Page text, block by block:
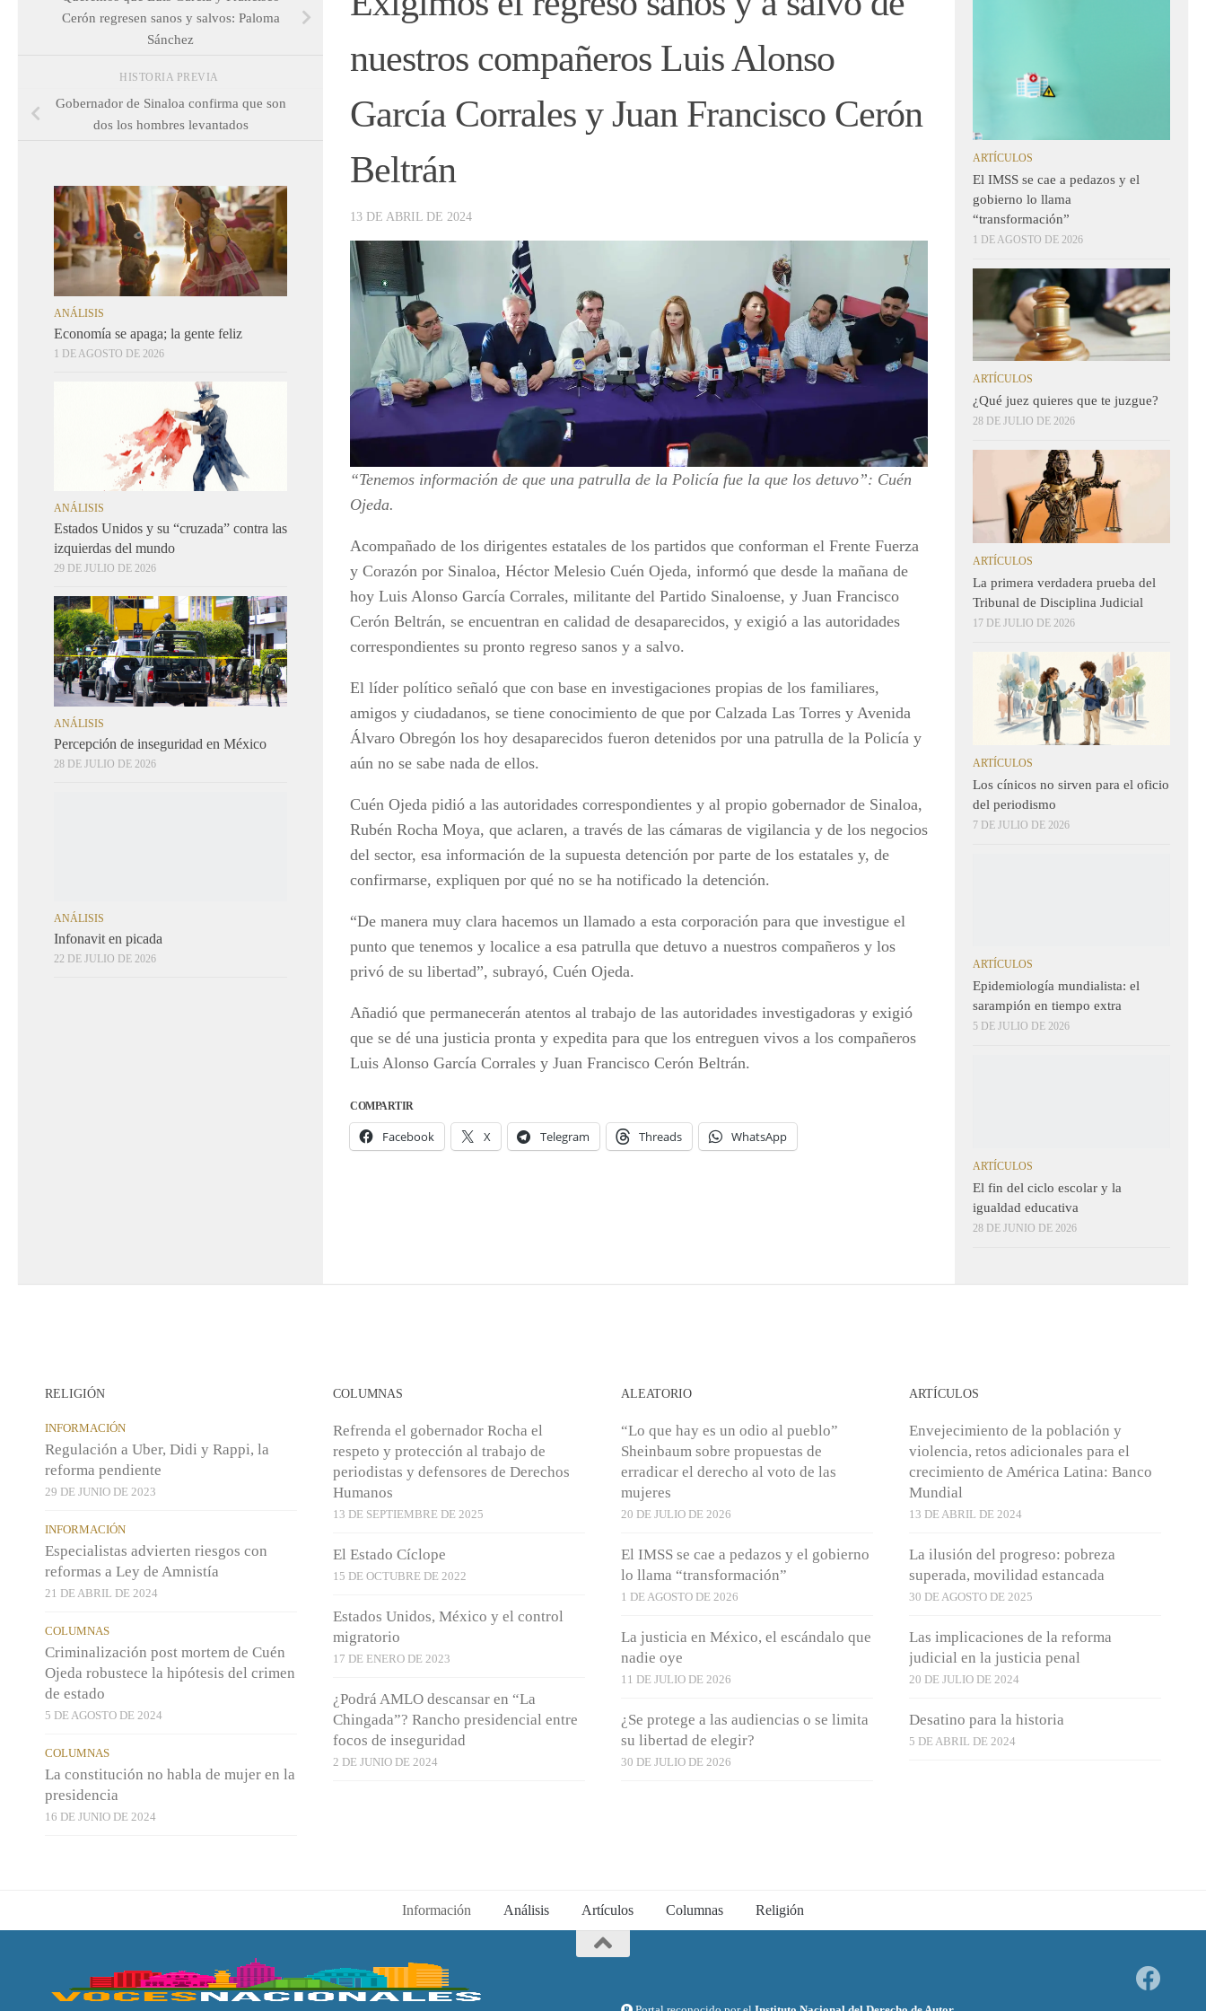
nuestros compañeros Luis Alonso
García Corrales y Juan Francisco Cerón
Beltrán
13 DE ABRIL DE 2024
“Tenemos información de que una patrulla de la Policía fue la que los detuvo”: Cuén
Ojeda.
Acompañado de los dirigentes estatales de los partidos que conforman el Frente Fuerza
y Corazón por Sinaloa, Héctor Melesio Cuén Ojeda, informó que desde la mañana de
hoy Luis Alonso García Corrales, militante del Partido Sinaloense, y Juan Francisco
Cerón Beltrán, se encuentran en calidad de desaparecidos, y exigió a las autoridades
correspondientes su pronto regreso sanos y a salvo.
El líder político señaló que con base en investigaciones propias de los familiares,
amigos y ciudadanos, se tiene conocimiento de que por Calzada Las Torres y Avenida
Álvaro Obregón los hoy desaparecidos fueron detenidos por una patrulla de la Policía y
aún no se sabe nada de ellos.
Cuén Ojeda pidió a las autoridades correspondientes y al propio gobernador de Sinaloa,
Rubén Rocha Moya, que aclaren, a través de las cámaras de vigilancia y de los negocios
del sector, esa información de la supuesta detención por parte de los estatales y, de
confirmarse, expliquen por qué no se ha notificado la detención.
“De manera muy clara hacemos un llamado a esta corporación para que investigue el
punto que tenemos y localice a esa patrulla que detuvo a nuestros compañeros y los
privó de su libertad”, subrayó, Cuén Ojeda.
Añadió que permanecerán atentos al trabajo de las autoridades investigadoras y exigió
que se dé una justicia pronta y expedita para que los entreguen vivos a los compañeros
Luis Alonso García Corrales y Juan Francisco Cerón Beltrán.
COMPARTIR
Facebook X Telegram Threads WhatsApp
Cerón regresen sanos y salvos: Paloma
Sánchez
HISTORIA PREVIA
Gobernador de Sinaloa confirma que son
dos los hombres levantados
ANÁLISIS
Economía se apaga; la gente feliz
1 DE AGOSTO DE 2026
ANÁLISIS
Estados Unidos y su “cruzada” contra las
izquierdas del mundo
29 DE JULIO DE 2026
ANÁLISIS
Percepción de inseguridad en México
28 DE JULIO DE 2026
ARTÍCULOS
El IMSS se cae a pedazos y el
gobierno lo llama
“transformación”
1 DE AGOSTO DE 2026
ARTÍCULOS
¿Qué juez quieres que te juzgue?
28 DE JULIO DE 2026
ARTÍCULOS
La primera verdadera prueba del
Tribunal de Disciplina Judicial
17 DE JULIO DE 2026
ARTÍCULOS
Los cínicos no sirven para el oficio
del periodismo
7 DE JULIO DE 2026
ARTÍCULOS
Epidemiología mundialista: el
sarampión en tiempo extra
5 DE JULIO DE 2026
ARTÍCULOS
El fin del ciclo escolar y la
igualdad educativa
28 DE JUNIO DE 2026
RELIGIÓN
INFORMACIÓN
Regulación a Uber, Didi y Rappi, la
reforma pendiente
29 DE JUNIO DE 2023
INFORMACIÓN
Especialistas advierten riesgos con
reformas a Ley de Amnistía
21 DE ABRIL DE 2024
COLUMNAS
Criminalización post mortem de Cuén
Ojeda robustece la hipótesis del crimen
de estado
5 DE AGOSTO DE 2024
COLUMNAS
La constitución no habla de mujer en la
presidencia
16 DE JUNIO DE 2024
COLUMNAS
Refrenda el gobernador Rocha el
respeto y protección al trabajo de
periodistas y defensores de Derechos
Humanos
13 DE SEPTIEMBRE DE 2025
El Estado Cíclope
15 DE OCTUBRE DE 2022
Estados Unidos, México y el control
migratorio
17 DE ENERO DE 2023
¿Podrá AMLO descansar en “La
Chingada”? Rancho presidencial entre
focos de inseguridad
2 DE JUNIO DE 2024
ALEATORIO
“Lo que hay es un odio al pueblo”
Sheinbaum sobre propuestas de
erradicar el derecho al voto de las
mujeres
20 DE JULIO DE 2026
El IMSS se cae a pedazos y el gobierno
lo llama “transformación”
1 DE AGOSTO DE 2026
La justicia en México, el escándalo que
nadie oye
11 DE JULIO DE 2026
¿Se protege a las audiencias o se limita
su libertad de elegir?
30 DE JULIO DE 2026
ARTÍCULOS
Envejecimiento de la población y
violencia, retos adicionales para el
crecimiento de América Latina: Banco
Mundial
13 DE ABRIL DE 2024
La ilusión del progreso: pobreza
superada, movilidad estancada
30 DE AGOSTO DE 2025
Las implicaciones de la reforma
judicial en la justicia penal
20 DE JULIO DE 2024
Desatino para la historia
5 DE ABRIL DE 2024
Información Análisis Artículos Columnas Religión